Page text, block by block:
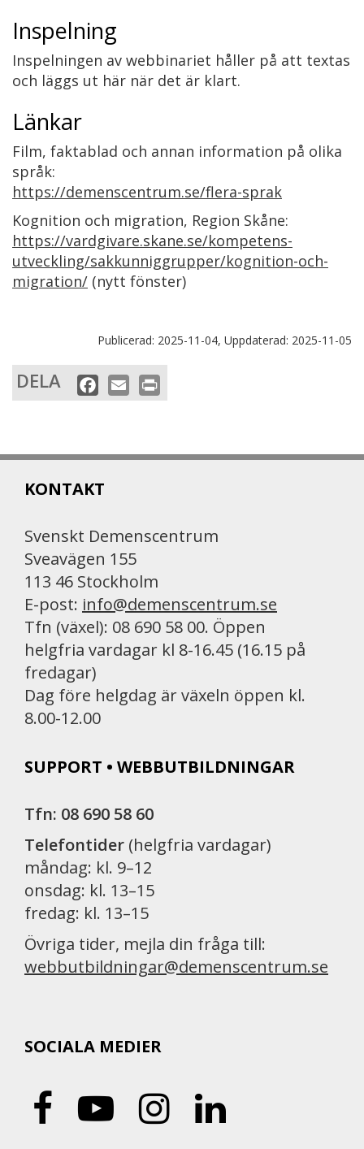
Inspelning
Inspelningen av webbinariet håller på att textas
och läggs ut här när det är klart.
Länkar
Film, faktablad och annan information på olika
språk:
https://demenscentrum.se/flera-sprak
Kognition och migration, Region Skåne:
https://vardgivare.skane.se/kompetens-
utveckling/sakkunniggrupper/kognition-och-
migration/ (nytt fönster)
Publicerad: 2025-11-04, Uppdaterad: 2025-11-05
DELA
a
o
k
m
r
KONTAKT
Svenskt Demenscentrum
Sveavägen 155
113 46 Stockholm
E-post: info@demenscentrum.se
Tfn (växel): 08 690 58 00. Öppen
helgfria vardagar kl 8-16.45 (16.15 på
fredagar)
Dag före helgdag är växeln öppen kl.
8.00-12.00
SUPPORT • WEBBUTBILDNINGAR
Tfn: 08 690 58 60
Telefontider (helgfria vardagar)
måndag: kl. 9–12
onsdag: kl. 13–15
fredag: kl. 13–15
Övriga tider, mejla din fråga till:
webbutbildningar@demenscentrum.se
SOCIALA MEDIER